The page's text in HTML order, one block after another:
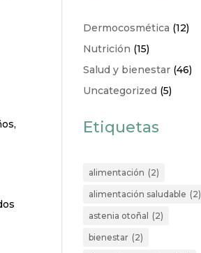
Dermocosmética (12)
Nutrición (15)
Salud y bienestar (46)
Uncategorized (5)
Etiquetas
alimentación (2)
alimentación saludable (2)
astenia otoñal (2)
bienestar (2)